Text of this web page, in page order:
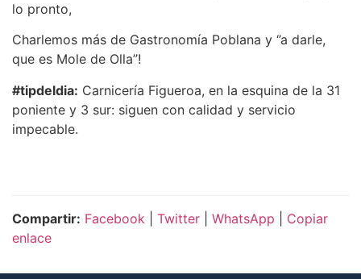
lo pronto,
Charlemos más de Gastronomía Poblana y ‘’a darle,
que es Mole de Olla’’!
#tipdeldia: Carnicería Figueroa, en la esquina de la 31
poniente y 3 sur: siguen con calidad y servicio
impecable.
Compartir: Facebook Twitter WhatsApp
Copiar
enlace